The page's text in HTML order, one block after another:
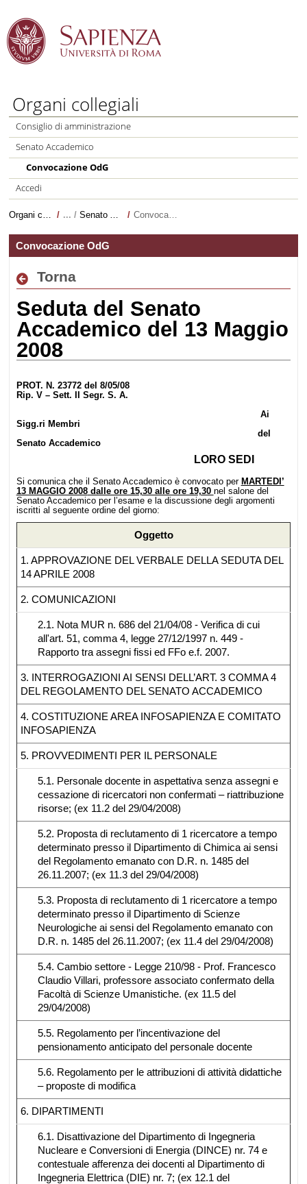
Organi collegiali
Consiglio di amministrazione
Senato Accademico
Convocazione OdG
Accedi
/ / Convocazione OdG
Convocazione OdG
Torna
Seduta del Senato
Accademico del 13 Maggio
2008
PROT. N. 23772 del 8/05/08
Rip. V – Sett. II Segr. S. A.
Ai
Sigg.ri Membri
del
Senato Accademico
LORO SEDI
Si comunica che il Senato Accademico è convocato per MARTEDI’
13 MAGGIO 2008dalle ore 15,30 alle ore 19,30 nel salone del
Senato Accademico per l’esame e la discussione degli argomenti
iscritti al seguente ordine del giorno:
Oggetto
1. APPROVAZIONE DEL VERBALE DELLA SEDUTA DEL
14 APRILE 2008
2. COMUNICAZIONI
2.1. Nota MUR n. 686 del 21/04/08 - Verifica di cui
all'art. 51, comma 4, legge 27/12/1997 n. 449 -
Rapporto tra assegni fissi ed FFo e.f. 2007.
3. INTERROGAZIONI AI SENSI DELL’ART. 3 COMMA 4
DEL REGOLAMENTO DEL SENATO ACCADEMICO
4. COSTITUZIONE AREA INFOSAPIENZA E COMITATO
INFOSAPIENZA
5. PROVVEDIMENTI PER IL PERSONALE
5.1. Personale docente in aspettativa senza assegni e
cessazione di ricercatori non confermati – riattribuzione
risorse; (ex 11.2 del 29/04/2008)
5.2. Proposta di reclutamento di 1 ricercatore a tempo
determinato presso il Dipartimento di Chimica ai sensi
del Regolamento emanato con D.R. n. 1485 del
26.11.2007; (ex 11.3 del 29/04/2008)
5.3. Proposta di reclutamento di 1 ricercatore a tempo
determinato presso il Dipartimento di Scienze
Neurologiche ai sensi del Regolamento emanato con
D.R. n. 1485 del 26.11.2007; (ex 11.4 del 29/04/2008)
5.4. Cambio settore - Legge 210/98 - Prof. Francesco
Claudio Villari, professore associato confermato della
Facoltà di Scienze Umanistiche. (ex 11.5 del
29/04/2008)
5.5. Regolamento per l’incentivazione del
pensionamento anticipato del personale docente
5.6. Regolamento per le attribuzioni di attività didattiche
– proposte di modifica
6. DIPARTIMENTI
6.1. Disattivazione del Dipartimento di Ingegneria
Nucleare e Conversioni di Energia (DINCE) nr. 74 e
contestuale afferenza dei docenti al Dipartimento di
Ingegneria Elettrica (DIE) nr. 7; (ex 12.1 del